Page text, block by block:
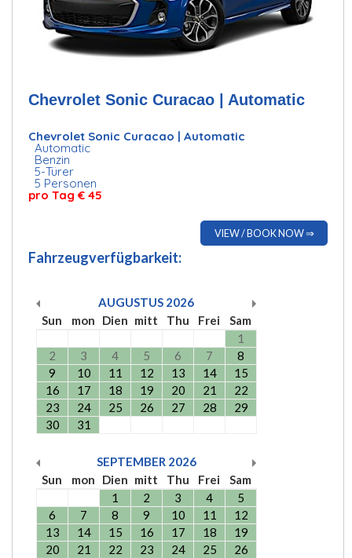
Chevrolet Sonic Curacao | Automatic
Chevrolet Sonic Curacao | Automatic
Automatic
Benzin
5-Türer
5 Personen
pro Tag€ 45
VIEW / BOOK NOW ⇒
Fahrzeugverfügbarkeit:
AUGUSTUS 2026
Sun
mon Dien mitt Thu Frei
Sam
1
2
3 4 5 6 7
8
9
10 11 12 13 14
15
16
17 18 19 20 21
22
23
24 25 26 27 28
29
30
31
SEPTEMBER 2026
Sun
mon Dien mitt Thu Frei
Sam
1
2 3 4
5
6
7 8 9 10 11
12
13
14 15 16 17 18
19
20
21 22 23 24 25
26